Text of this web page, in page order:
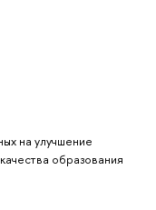
на улучшение
образования